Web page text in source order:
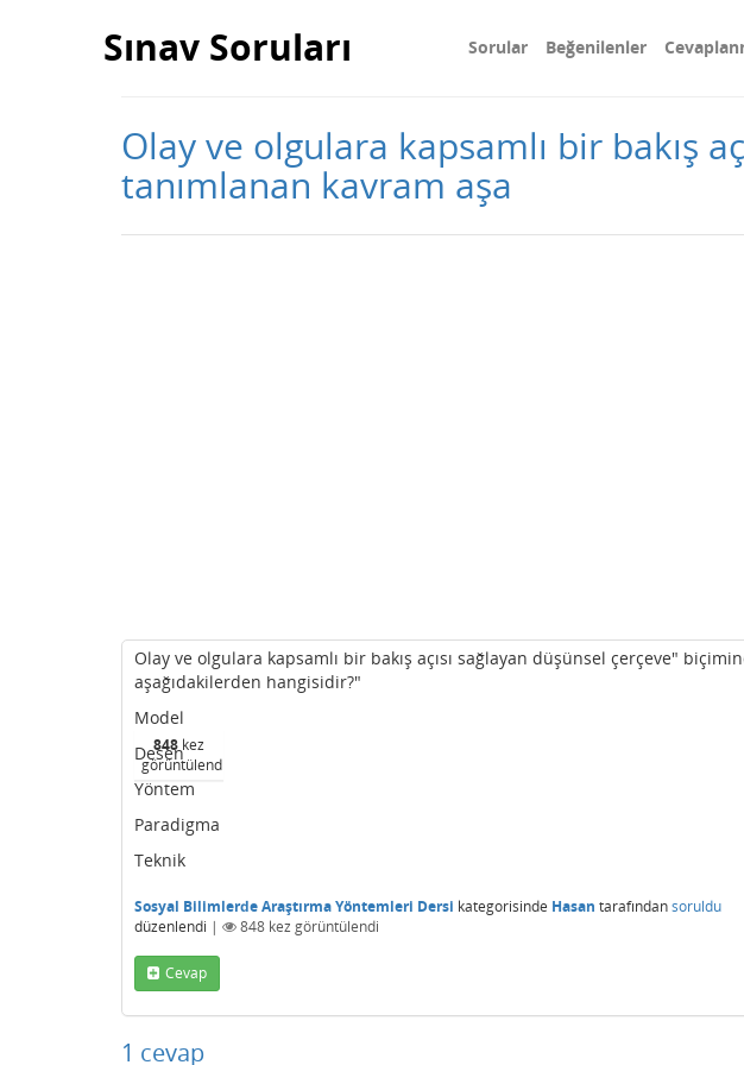
Sınav Soruları Sorular Beğenilenler
Olay ve olgulara kapsamlı bir bakış
tanımlanan kavram aşa
848 kez
görüntülendi
Olay ve olgulara kapsamlı bir bakış açısı sağlayan düşünsel çerçeve"
aşağıdakilerden hangisidir?"
Model
Desen
Yöntem
Paradigma
Teknik
Sosyal Bilimlerde Araştırma Yöntemleri Dersi kategorisinde Hasan tarafındansoruldu
düzenlendi | 848 kez görüntülendi
Cevap
1 cevap